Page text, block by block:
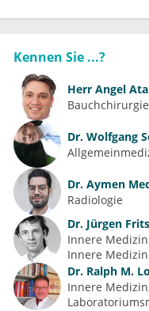
Kennen Sie ...?
Herr Angel
Dr. Wolfgang
Dr. Aymen
Radiologie
Dr. Jürgen
Innere Medizin
Innere
Dr. Ralph M.
Innere Medizin